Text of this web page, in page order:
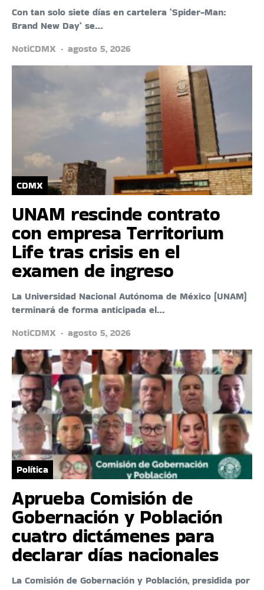
Con tan solo siete días en cartelera ‘Spider-Man:
Brand New Day‘ se…
NotiCDMX
agosto 5, 2026
CDMX
UNAM rescinde contrato
con empresa Territorium
Life tras crisis en el
examen de ingreso
La Universidad Nacional Autónoma de México (UNAM)
terminará de forma anticipada el…
NotiCDMX
agosto 5, 2026
Política
Aprueba Comisión de
Gobernación y Población
cuatro dictámenes para
declarar días nacionales
La Comisión de Gobernación y Población, presidida por